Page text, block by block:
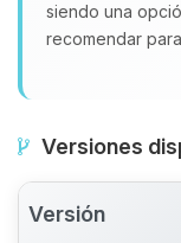
siendo una
recomendar
Versiones
Versión